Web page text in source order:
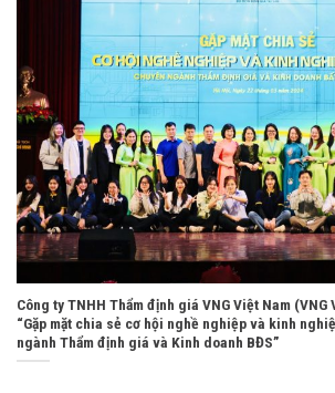
Công ty TNHH Thẩm định giá VNG Việt Nam
“Gặp mặt chia sẻ cơ hội nghề nghiệp và kinh
ngành Thẩm định giá và Kinh doanh BĐS”